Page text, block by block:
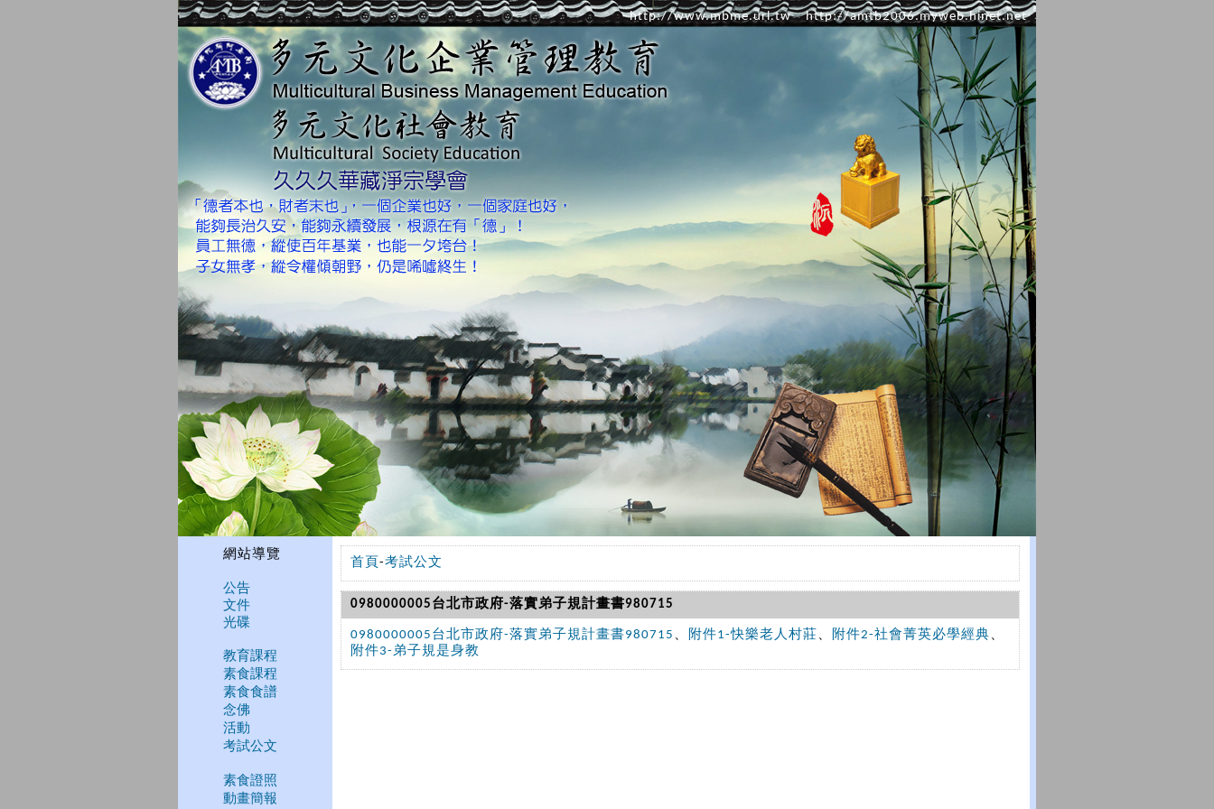
http://www.mbme.url.tw http://amtb2006.myweb.hinet.net
網站導覽
公告
文件
光碟
教育課程
素食課程
素食食譜
念佛
活動
考試公文
素食證照
動畫簡報
首頁-考試公文
0980000005台北市政府-落實弟子規計畫書980715
0980000005台北市政府-落實弟子規計畫書980715 、 附件1-快樂老人村莊 、 附件2-社會菁英必學經典 、
附件3-弟子規是身教